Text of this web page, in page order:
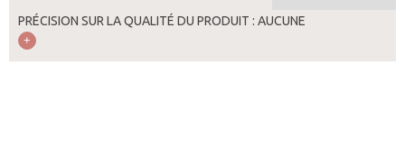
PRÉCISION SUR LA QUALITÉ DU PRODUIT : AUCUNE